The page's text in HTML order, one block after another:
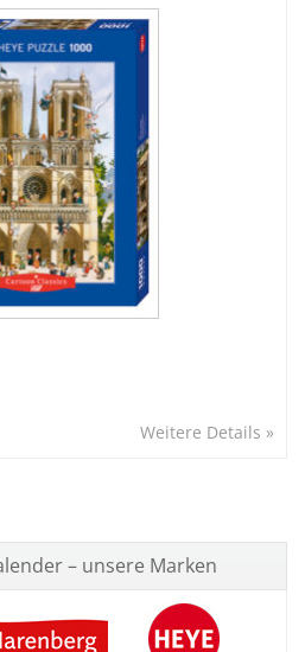
Weitere Details »
– unsere Marken